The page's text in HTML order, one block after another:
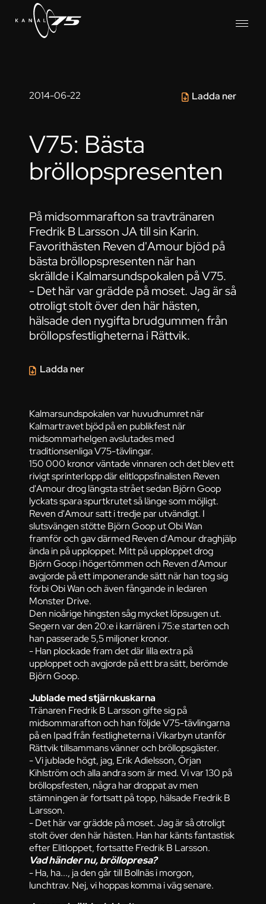
2014-06-22 Ladda ner
V75: Bästa
bröllopspresenten
På midsommarafton sa travtränaren
Fredrik B Larsson JA till sin Karin.
Favorithästen Reven d'Amour bjöd på
bästa bröllopspresenten när han
skrällde i Kalmarsundspokalen på V75.
- Det här var grädde på moset. Jag är så
otroligt stolt över den här hästen,
hälsade den nygifta brudgummen från
bröllopsfestligheterna i Rättvik.
Kalmarsundspokalen var huvudnumret när
Kalmartravet bjöd på en publikfest när
midsommarhelgen avslutades med
traditionsenliga V75-tävlingar.
150 000 kronor väntade vinnaren och det blev ett
rivigt sprinterlopp där elitloppsfinalisten Reven
d'Amour drog längsta strået sedan Björn Goop
lyckats spara spurtkrutet så länge som möjligt.
Reven d'Amour satt i tredje par utvändigt. I
slutsvängen stötte Björn Goop ut Obi Wan
framför och gav därmed Reven d'Amour draghjälp
ända in på upploppet. Mitt på upploppet drog
Björn Goop i högertömmen och Reven d'Amour
avgjorde på ett imponerande sätt när han tog sig
förbi Obi Wan och även fångande in ledaren
Monster Drive.
Den nioårige hingsten såg mycket löpsugen ut.
Segern var den 20:e i karriären i 75:e starten och
han passerade 5,5 miljoner kronor.
- Han plockade fram det där lilla extra på
upploppet och avgjorde på ett bra sätt, berömde
Björn Goop.
Jublade med stjärnkuskarna
Tränaren Fredrik B Larsson gifte sig på
midsommarafton och han följde V75-tävlingarna
på en Ipad från festligheterna i Vikarbyn utanför
Rättvik tillsammans vänner och bröllopsgäster.
- Vi jublade högt, jag, Erik Adielsson, Örjan
Kihlström och alla andra som är med. Vi var 130 på
bröllopsfesten, några har droppat av men
stämningen är fortsatt på topp, hälsade Fredrik B
Larsson.
- Det här var grädde på moset. Jag är så otroligt
stolt över den här hästen. Han har känts fantastisk
efter Elitloppet, fortsatte Fredrik B Larsson.
Vad händer nu, bröllopresa?
- Ha, ha..., ja den går till Bollnäs i morgon,
lunchtrav. Nej, vi hoppas komma i väg senare.
Ladda ner